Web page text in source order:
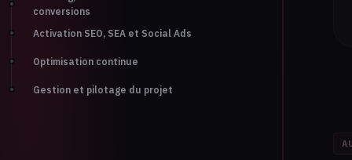
conversions
Activation SEO, SEA et Social Ads
Optimisation continue
Gestion et pilotage du projet